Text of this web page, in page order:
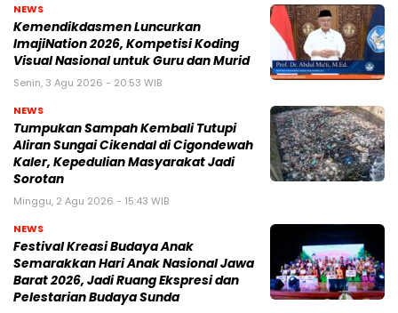
NEWS
Kemendikdasmen Luncurkan
ImajiNation 2026, Kompetisi Koding
Visual Nasional untuk Guru dan Murid
Senin, 3 Agu 2026 - 20:53 WIB
NEWS
Tumpukan Sampah Kembali Tutupi
Aliran Sungai Cikendal di Cigondewah
Kaler, Kepedulian Masyarakat Jadi
Sorotan
Minggu, 2 Agu 2026 - 15:43 WIB
NEWS
Festival Kreasi Budaya Anak
Semarakkan Hari Anak Nasional Jawa
Barat 2026, Jadi Ruang Ekspresi dan
Pelestarian Budaya Sunda